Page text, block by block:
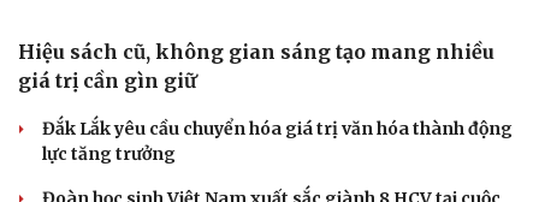
Làm đẹp - giảm cân
Phòng mạch online
Ăn sạch sống khỏe
Lâm Đồng lập đơn vị chuyên trách tìm kiếm, quy
tập hài cốt liệt sĩ